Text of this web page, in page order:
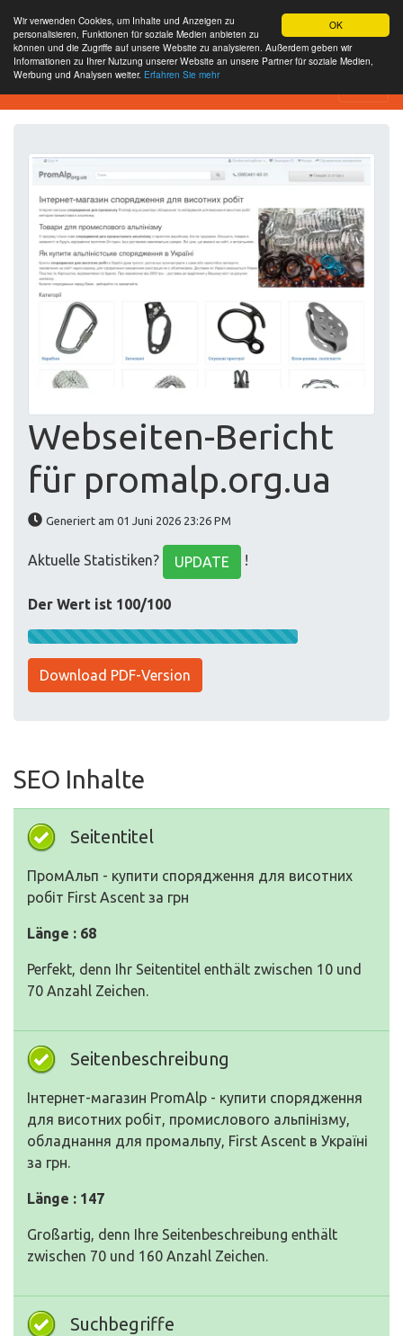
OK
Wir verwenden Cookies, um Inhalte und Anzeigen zu
personalisieren, Funktionen für soziale Medien anbieten zu
können und die Zugriffe auf unsere Website zu analysieren. Außerdem geben wir
Informationen zu Ihrer Nutzung unserer Website an unsere Partner für soziale Medien,
Werbung und Analysen weiter. Erfahren Sie mehr
Website-Analyse-Tool
Webseiten-Bericht
für promalp.org.ua
Generiert am 01 Juni 2026 23:26 PM
Aktuelle Statistiken? UPDATE !
Der Wert ist 100/100
Download PDF-Version
SEO Inhalte
Seitentitel
ПромАльп - купити спорядження для висотних
робіт First Ascent за грн
Länge : 68
Perfekt, denn Ihr Seitentitel enthält zwischen 10 und
70 Anzahl Zeichen.
Seitenbeschreibung
Інтернет-магазин PromAlp - купити спорядження
для висотних робіт, промислового альпінізму,
обладнання для промальпу, First Ascent в Україні
за грн.
Länge : 147
Großartig, denn Ihre Seitenbeschreibung enthält
zwischen 70 und 160 Anzahl Zeichen.
Suchbegriffe